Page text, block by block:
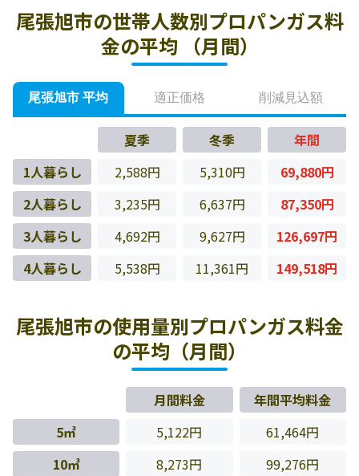
尾張旭市の世帯人数別プロパンガス料
金の平均 （月間）
尾張旭市 平均 適正価格 削減見込額
夏季 冬季
年間
1人暮らし
2,588円 5,310円
69,880円
2人暮らし
3,235円 6,637円
87,350円
3人暮らし
4,692円 9,627円
126,697円
4人暮らし
5,538円 11,361円 149,518円
尾張旭市の使用量別プロパンガス料金
の平均（月間）
月間料金
年間平均料金
5㎥
5,122円
61,464円
10㎥
8,273円
99,276円